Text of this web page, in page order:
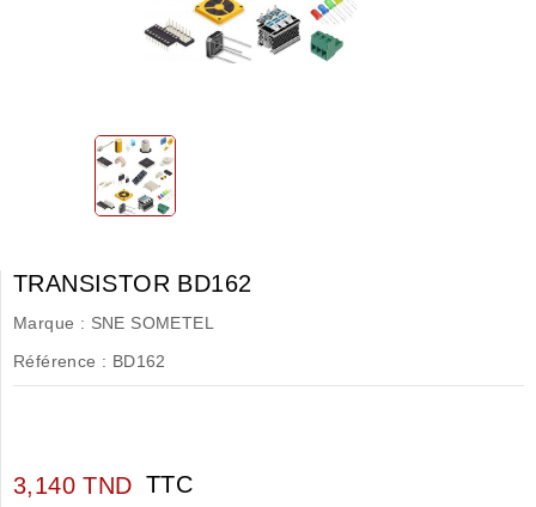
TRANSISTOR BD162
Marque : SNE SOMETEL
Référence : BD162
3,140 TND TTC